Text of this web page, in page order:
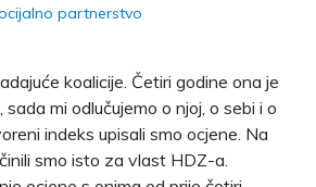
partnerstvo
koalicije. Četiri godine ona je
mi odlučujemo o njoj, o sebi i o
indeks upisali smo ocjene. Na
smo isto za vlast HDZ-a.